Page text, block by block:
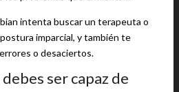
intenta buscar un terapeuta o
imparcial, y también te
o desaciertos.
ser capaz de